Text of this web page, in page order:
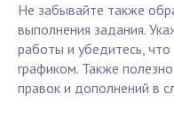
Не забывайте также
выполнения задания.
работы и убедитесь, что
графиком. Также
правок и дополнений в